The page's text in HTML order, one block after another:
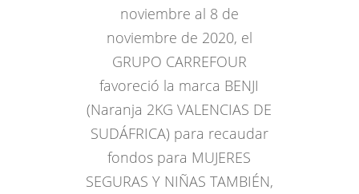
noviembre al 8 de
noviembre de 2020, el
GRUPO CARREFOUR
favoreció la marca BENJI
(Naranja 2KG VALENCIAS DE
SUDÁFRICA) para recaudar
fondos para MUJERES
SEGURAS Y NIÑAS TAMBIÉN,